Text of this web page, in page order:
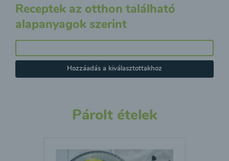
Receptek az otthon található
alapanyagok szerint
Hozzáadás a kiválasztottakhoz
Párolt ételek